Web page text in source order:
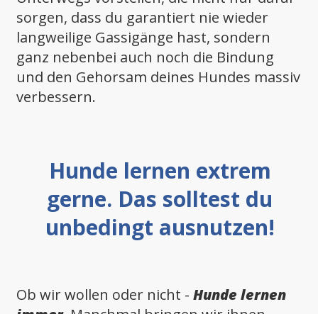
sorgen, dass du garantiert nie wieder
langweilige Gassigänge hast, sondern
ganz nebenbei auch noch die Bindung
und den Gehorsam deines Hundes massiv
verbessern.
Hunde lernen extrem
gerne. Das solltest du
unbedingt ausnutzen!
Ob wir wollen oder nicht - Hunde lernen